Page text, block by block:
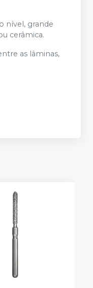
nível, grande
cerâmica.
as lâminas,